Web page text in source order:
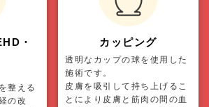
・
整える
の改
カッピング
透明なカップの球を使用した
施術です。
皮膚を吸引して持ち上げるこ
とにより皮膚と筋肉の間の血